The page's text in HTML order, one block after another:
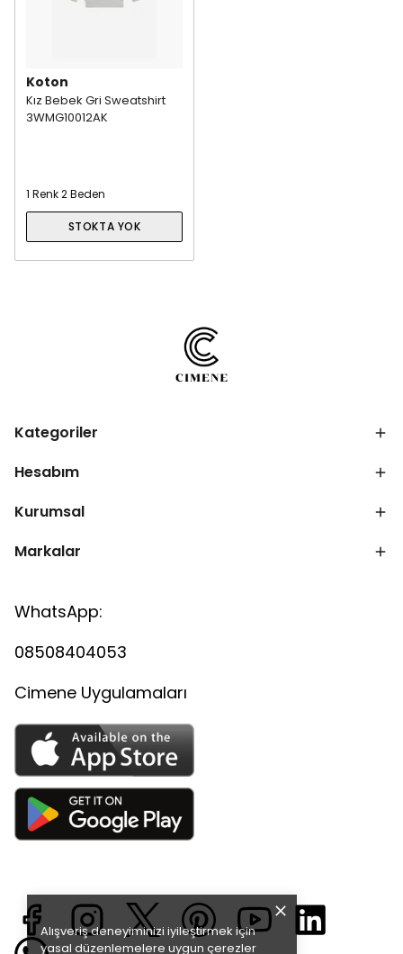
Alışveriş deneyiminizi iyileştirmek için
yasal düzenlemelere uygun çerezler
Koton
Kız Bebek Gri Sweatshirt
3WMG10012AK
1 Renk 2 Beden
STOKTA YOK
Kategoriler
Hesabım
Kurumsal
Markalar
WhatsApp:
08508404053
Cimene Uygulamaları